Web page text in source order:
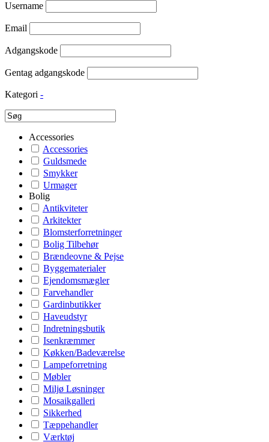
Username
Email
Adgangskode
Gentag adgangskode
Kategori -
Accessories
Accessories
Guldsmede
Smykker
Urmager
Bolig
Antikviteter
Arkitekter
Blomsterforretninger
Bolig Tilbehør
Brændeovne & Pejse
Byggematerialer
Ejendomsmægler
Farvehandler
Gardinbutikker
Haveudstyr
Indretningsbutik
Isenkræmmer
Køkken/Badeværelse
Lampeforretning
Møbler
Miljø Løsninger
Mosaikgalleri
Sikkerhed
Tæppehandler
Værktøj